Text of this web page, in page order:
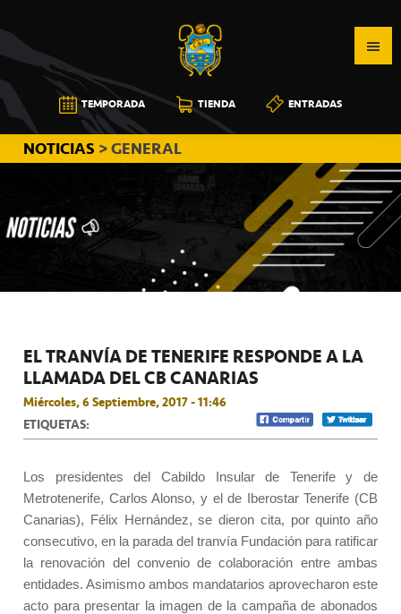
a
la
navegación
principal
al
contenido
principal
a
la
barra
lateral
principal
CB
CANARIAS
TEMPORADA TIENDA ENTRADAS
NOTICIAS > GENERAL
EL TRANVÍA DE TENERIFE RESPONDE A LA
LLAMADA DEL CB CANARIAS
Miércoles, 6 Septiembre, 2017 - 11:46
ETIQUETAS:
Los presidentes del Cabildo Insular de Tenerife y de
Metrotenerife, Carlos Alonso, y el de Iberostar Tenerife (CB
Canarias), Félix Hernández, se dieron cita, por quinto año
consecutivo, en la parada del tranvía Fundación para ratificar
la renovación del convenio de colaboración entre ambas
entidades. Asimismo ambos mandatarios aprovecharon este
acto para presentar la imagen de la campaña de abonados